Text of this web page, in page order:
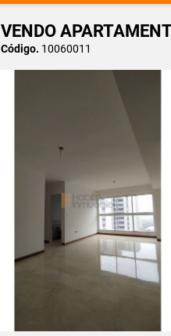
VENDO
Código. 10060011